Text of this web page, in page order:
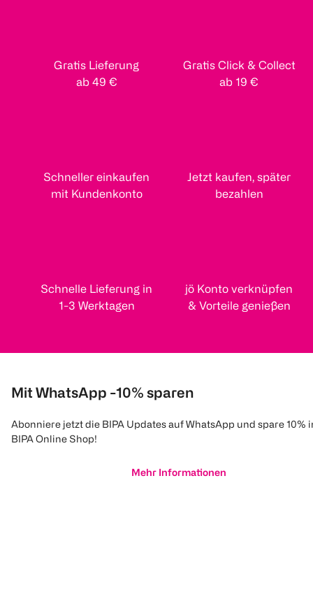
Gratis Lieferung
ab 49 €
Gratis Click & Collect
ab 19 €
Schneller einkaufen
mit Kundenkonto
Jetzt kaufen, später
bezahlen
Schnelle Lieferung in
1-3 Werktagen
jö Konto verknüpfen
& Vorteile genießen
Mit WhatsApp -10% sparen
Abonniere jetzt die BIPA Updates auf WhatsApp und spare 10%
BIPA Online Shop!
Mehr Informationen